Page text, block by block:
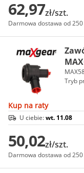
62,97zł/szt.
Darmowa dostawa od 250
Tryb
Kup na raty
U ciebie:wt. 11.08
50,02zł/szt.
Darmowa dostawa od 250